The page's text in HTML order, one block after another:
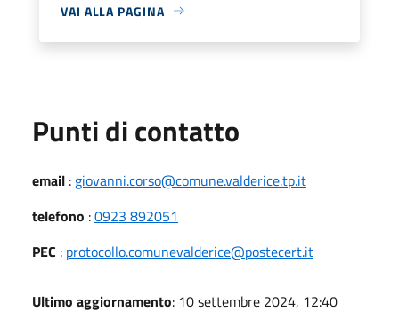
VAI ALLA PAGINA
Punti di contatto
email : giovanni.corso@comune.valderice.tp.it
telefono :0923 892051
PEC : protocollo.comunevalderice@postecert.it
Ultimo aggiornamento: 10 settembre 2024, 12:40